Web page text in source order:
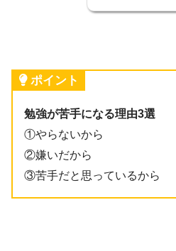
ポイント
勉強が苦手になる理由3選
①やらないから
②嫌いだから
③苦手だと思っているから